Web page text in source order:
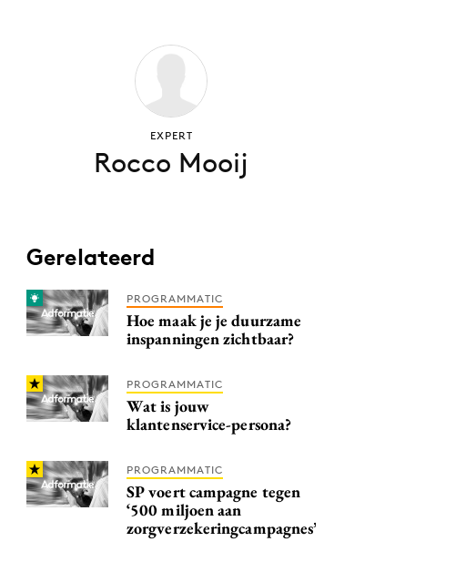
EXPERT
Rocco Mooij
Gerelateerd
PROGRAMMATIC
Hoe maak je je duurzame
inspanningen zichtbaar?
PROGRAMMATIC
Wat is jouw
klantenservice-persona?
PROGRAMMATIC
SP voert campagne tegen
‘500 miljoen aan
zorgverzekeringcampagnes’